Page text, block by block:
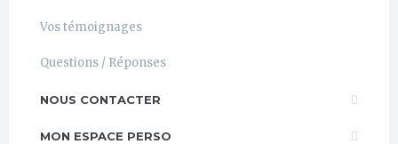
Vos témoignages
Questions / Réponses
NOUS CONTACTER
MON ESPACE PERSO